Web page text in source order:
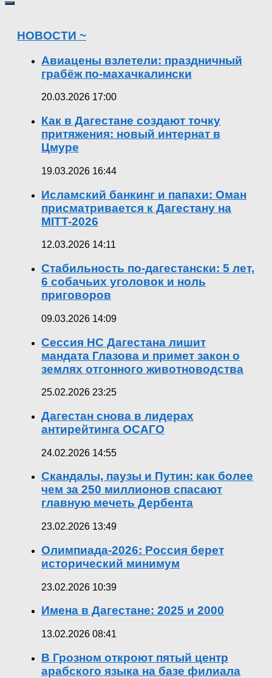
НОВОСТИ ~
Авиацены взлетели: праздничный
грабёж по-махачкалински
20.03.2026 17:00
Как в Дагестане создают точку
притяжения: новый интернат в
Цмуре
19.03.2026 16:44
Исламский банкинг и папахи: Оман
присматривается к Дагестану на
MITT-2026
12.03.2026 14:11
Стабильность по-дагестански: 5 лет,
6 собачьих уголовок и ноль
приговоров
09.03.2026 14:09
Сессия НС Дагестана лишит
мандата Глазова и примет закон о
землях отгонного животноводства
25.02.2026 23:25
Дагестан снова в лидерах
антирейтинга ОСАГО
24.02.2026 14:55
Скандалы, паузы и Путин: как более
чем за 250 миллионов спасают
главную мечеть Дербента
23.02.2026 13:49
Олимпиада-2026: Россия берет
исторический минимум
23.02.2026 10:39
Имена в Дагестане: 2025 и 2000
13.02.2026 08:41
В Грозном откроют пятый центр
арабского языка на базе филиала